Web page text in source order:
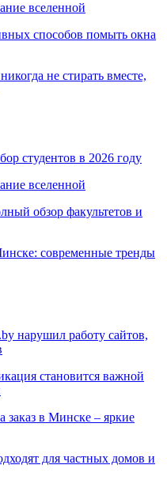
вселенной
способов помыть окна
не стирать вместе,
студентов в 2026 году
вселенной
обзор факультетов и
современные тренды
нарушил работу сайтов,
становится важной
заказ в Минске – яркие
для частных домов и